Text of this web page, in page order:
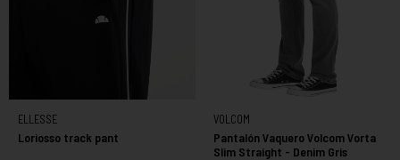
ELLESSE
Loriosso track pant
VOLCOM
Pantalón Vaquero Volcom Vorta
Slim Straight - Denim Gris